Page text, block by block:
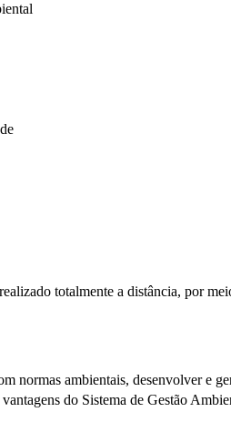
totalmente a distância, por
normas ambientais, desenvolver e
do Sistema de Gestão